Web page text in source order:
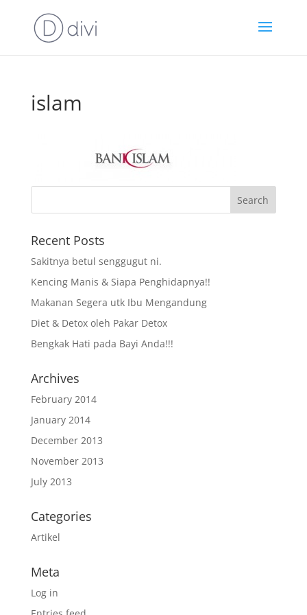
islam
Recent Posts
Sakitnya betul senggugut ni.
Kencing Manis & Siapa Penghidapnya!!
Makanan Segera utk Ibu Mengandung
Diet & Detox oleh Pakar Detox
Bengkak Hati pada Bayi Anda!!!
Archives
February 2014
January 2014
December 2013
November 2013
July 2013
Categories
Artikel
Meta
Log in